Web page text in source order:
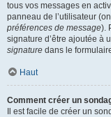
tous vos messages en
panneau de l’utilisateur
préférences de message).
signature d’être ajoutée à
signature dans le
Haut
Comment créer un
Il est facile de créer un